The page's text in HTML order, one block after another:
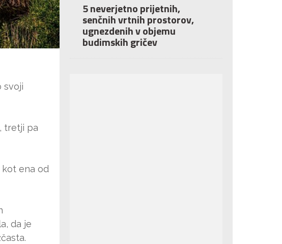
svoji
tretji pa
kot ena od
da je
5 neverjetno prijetnih,
senčnih vrtnih prostorov,
ugnezdenih v objemu
budimskih gričev